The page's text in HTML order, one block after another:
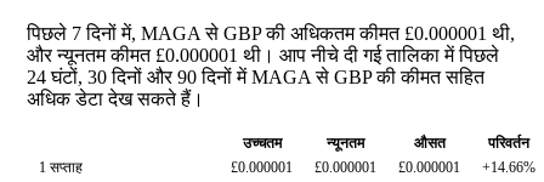
पिछले 7 दिनों में, MAGA से GBP की अधिकतम कीमत £0.000001 थी,
और न्यूनतम कीमत £0.000001 थी। आप नीचे दी गई तालिका में पिछले
24 घंटों, 30 दिनों और 90 दिनों में MAGA से GBP की कीमत सहित
अधिक डेटा देख सकते हैं।
उच्चतम न्यूनतम औसत
परिवर्तन
1 सप्ताह
£0.000001 £0.000001 £0.000001
+14.66%